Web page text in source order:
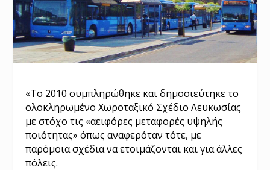
«Το 2010 συμπληρώθηκε και δημοσιεύτηκε το
ολοκληρωμένο Χωροταξικό Σχέδιο Λευκωσίας
με στόχο τις «αειφόρες μεταφορές υψηλής
ποιότητας» όπως αναφερόταν τότε, με
παρόμοια σχέδια να ετοιμάζονται και για άλλες
πόλεις.